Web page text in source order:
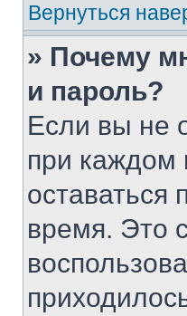
Вернуться
» Почему
и пароль?
Если вы не
при каждом
время. Это